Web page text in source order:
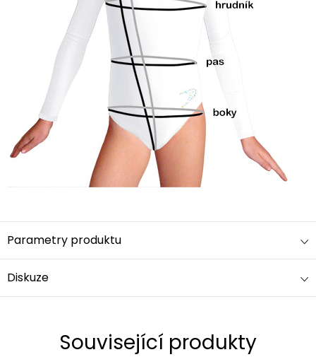
Parametry produktu
Diskuze
Související produkty